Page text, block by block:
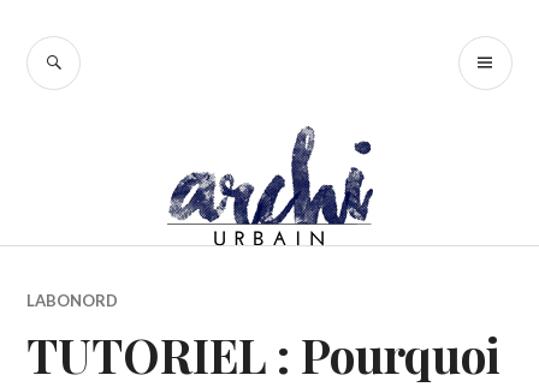
contenu
RECHERCHE
LABONORD
TUTORIEL : Pourquoi